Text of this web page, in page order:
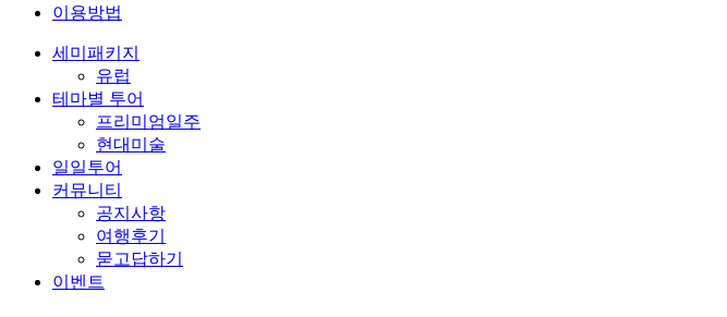
이용방법
세미패키지
유럽
테마별 투어
프리미엄일주
현대미술
일일투어
커뮤니티
공지사항
여행후기
묻고답하기
이벤트